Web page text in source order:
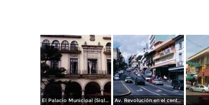
El Palacio Municipal (Siglo XIX). Xalapa, Veracruz. 1994 Av. Revolución en el centro de Xalapa, Veracruz